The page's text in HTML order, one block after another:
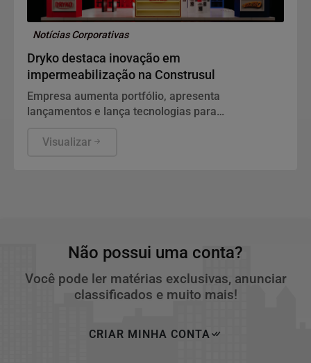
Notícias Corporativas
Dryko destaca inovação em
impermeabilização na Construsul
Empresa aumenta portfólio, apresenta
lançamentos e lança tecnologias para
resistência e à sustentabilidade, durante a feira.
Visualizar
Não possui uma conta?
Você pode ler matérias exclusivas, anunciar
classificados e muito mais!
CRIAR MINHA CONTA